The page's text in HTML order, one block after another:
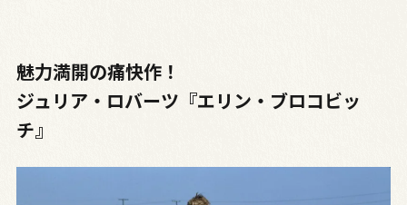
魅力満開の痛快作！
ジュリア・ロバーツ『エリン・ブロコビッ
チ』